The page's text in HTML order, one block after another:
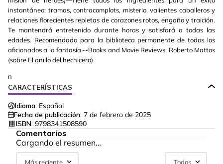
instantáneo: tramas, contracomplots, misterio, valientes caballeros y
relaciones florecientes repletas de corazones rotos, engaño y traición.
Te mantendrá entretenido durante horas y satisfará a todas las
edades. Recomendado para la biblioteca permanente de todos los
aficionados a la fantasía.--Books and Movie Reviews, Roberto Mattos
(sobre El anillo del hechicero)
n
CARACTERÍSTICAS
Idioma: Español
Fecha de publicación: 7 de febrero de 2025
ISBN: 9798341508590
Comentarios
Cargando el resumen…
Más reciente Todos